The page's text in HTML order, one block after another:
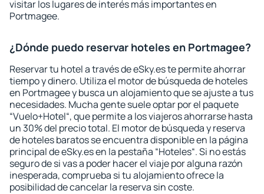
visitar los lugares de interés más importantes en
Portmagee.
¿Dónde puedo reservar hoteles en Portmagee?
Reservar tu hotel a través de eSky.es te permite ahorrar
tiempo y dinero. Utiliza el motor de búsqueda de hoteles
en Portmagee y busca un alojamiento que se ajuste a tus
necesidades. Mucha gente suele optar por el paquete
“Vuelo+Hotel“, que permite a los viajeros ahorrarse hasta
un 30% del precio total. El motor de búsqueda y reserva
de hoteles baratos se encuentra disponible en la página
principal de eSky.es en la pestaña “Hoteles“. Si no estás
seguro de si vas a poder hacer el viaje por alguna razón
inesperada, comprueba si tu alojamiento ofrece la
posibilidad de cancelar la reserva sin coste.